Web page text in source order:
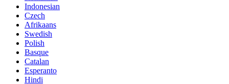
Indonesian
Czech
Afrikaans
Swedish
Polish
Basque
Catalan
Esperanto
Hindi